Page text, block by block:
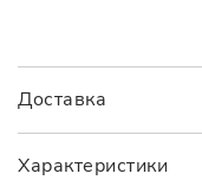
Характеристики
Доставка
Доставка